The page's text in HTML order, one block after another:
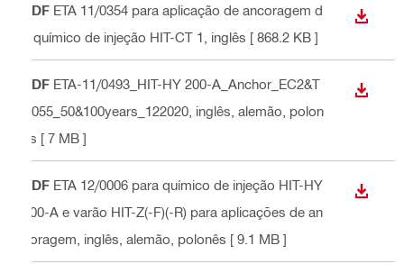
PDF ETA 11/0354 para aplicação de ancoragem d
e químico de injeção HIT-CT 1
, inglês [ 868.2 KB ]
PDF ETA-11/0493_HIT-HY 200-A_Anchor_EC2&T
R055_50&100years_122020 , inglês, alemão, polon
ês [ 7 MB ]
PDF ETA 12/0006 para químico de injeção HIT-HY
200-A e varão HIT-Z(-F)(-R) para aplicações de an
coragem , inglês, alemão, polonês [ 9.1 MB ]